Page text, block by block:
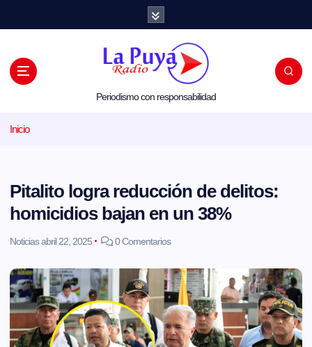
l
Periodismo con responsabilidad
Inicio
Pitalito logra reducción de delitos:
homicidios bajan en un 38%
Noticiasabril 22, 2025 0 Comentarios